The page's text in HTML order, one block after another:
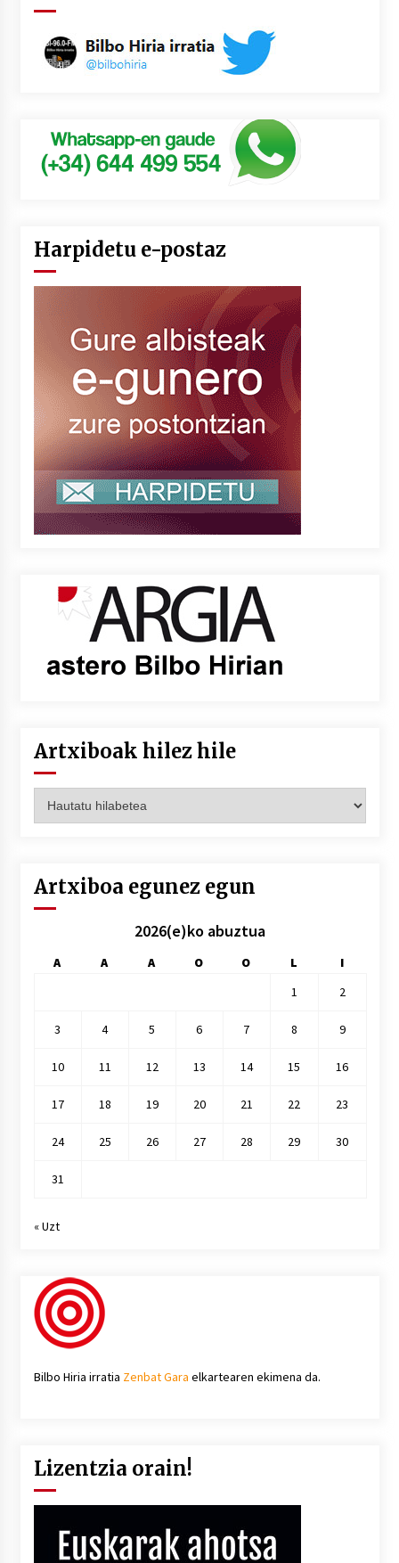
Harpidetu e-postaz
Artxiboak hilez hile
hilez
Artxiboa egunez egun
2026(e)ko abuztua
A A A O O L
I
1
2
3 4 5 6 7 8 9
10 11 12 13 14 15 16
17 18 19 20 21 22 23
24 25 26 27 28 29 30
31
« Uzt
Bilbo Hiria irratia Zenbat Gara elkartearen ekimena da.
Lizentzia orain!